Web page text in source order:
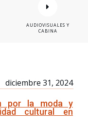
AUDIOVISUALES Y
CABINA
diciembre 31, 2024
por la moda y
cultural en